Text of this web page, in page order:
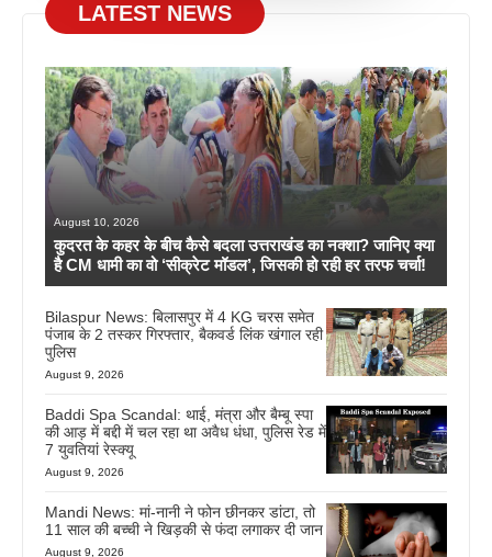
LATEST NEWS
August 10, 2026
कुदरत के कहर के बीच कैसे बदला उत्तराखंड का नक्शा? जानिए क्या
है CM धामी का वो ‘सीक्रेट मॉडल’, जिसकी हो रही हर तरफ चर्चा!
Bilaspur News: बिलासपुर में 4 KG चरस समेत
पंजाब के 2 तस्कर गिरफ्तार, बैकवर्ड लिंक खंगाल रही
पुलिस
August 9, 2026
Baddi Spa Scandal: थाई, मंत्रा और बैम्बू स्पा
की आड़ में बद्दी में चल रहा था अवैध धंधा, पुलिस रेड में
7 युवतियां रेस्क्यू
August 9, 2026
Mandi News: मां-नानी ने फोन छीनकर डांटा, तो
11 साल की बच्ची ने खिड़की से फंदा लगाकर दी जान
August 9, 2026